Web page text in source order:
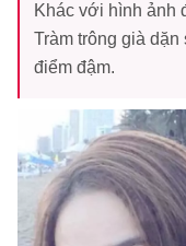
Khác với hình ảnh
Tràm trông già
điểm đậm.